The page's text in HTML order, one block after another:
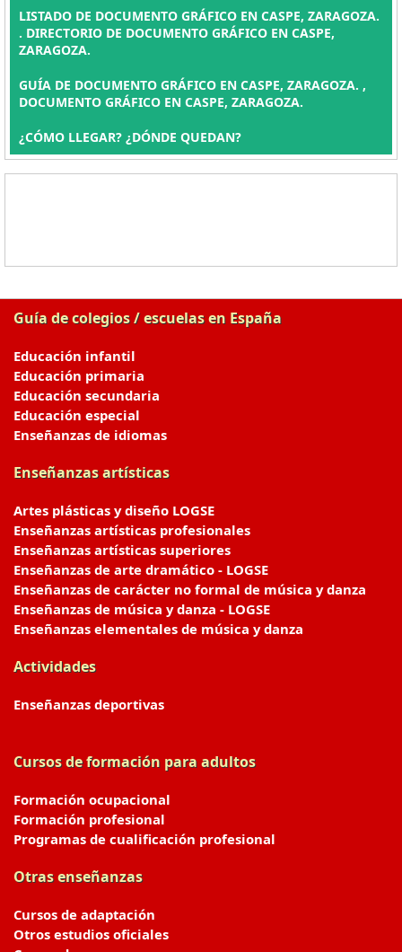
LISTADO DE DOCUMENTO GRÁFICO EN CASPE, ZARAGOZA.
. DIRECTORIO DE DOCUMENTO GRÁFICO EN CASPE,
ZARAGOZA.
GUÍA DE DOCUMENTO GRÁFICO EN CASPE, ZARAGOZA. ,
DOCUMENTO GRÁFICO EN CASPE, ZARAGOZA.
¿CÓMO LLEGAR? ¿DÓNDE QUEDAN?
Guía de colegios / escuelas en España
Educación infantil
Educación primaria
Educación secundaria
Educación especial
Enseñanzas de idiomas
Enseñanzas artísticas
Artes plásticas y diseño LOGSE
Enseñanzas artísticas profesionales
Enseñanzas artísticas superiores
Enseñanzas de arte dramático - LOGSE
Enseñanzas de carácter no formal de música y danza
Enseñanzas de música y danza - LOGSE
Enseñanzas elementales de música y danza
Actividades
Enseñanzas deportivas
Cursos de formación para adultos
Formación ocupacional
Formación profesional
Programas de cualificación profesional
Otras enseñanzas
Cursos de adaptación
Otros estudios oficiales